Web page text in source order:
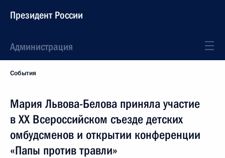
Президент России
Администрация
События
Мария Львова-Белова приняла участие
в XX Всероссийском съезде детских
омбудсменов и открытии конференции
«Папы против травли»